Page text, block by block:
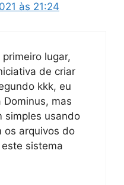
às 21:24
lugar,
de criar
kkk, eu
mas
simples usando
os arquivos do
sistema